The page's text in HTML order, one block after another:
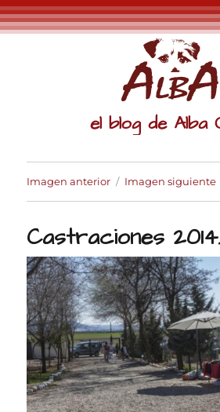
el blog de Alba
Imagen anterior Imagen siguiente
Castraciones